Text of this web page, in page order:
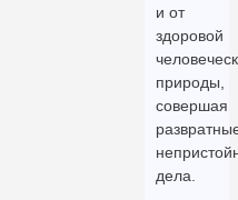
и от
здоровой
природы,
совершая
дела.